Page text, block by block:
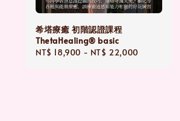
希塔療癒 初階認證課程
ThetaHealing® basic
Regular
NT$ 18,900 - NT$ 22,000